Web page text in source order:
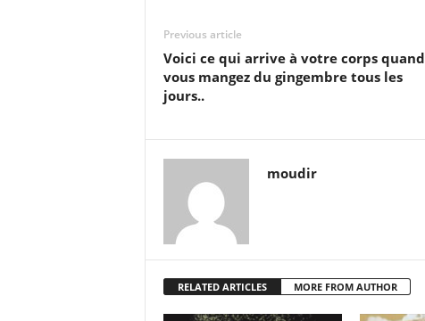
Previous article
Voici ce qui arrive à votre corps quand
vous mangez du gingembre tous les
jours..
moudir
RELATED ARTICLES MORE FROM AUTHOR